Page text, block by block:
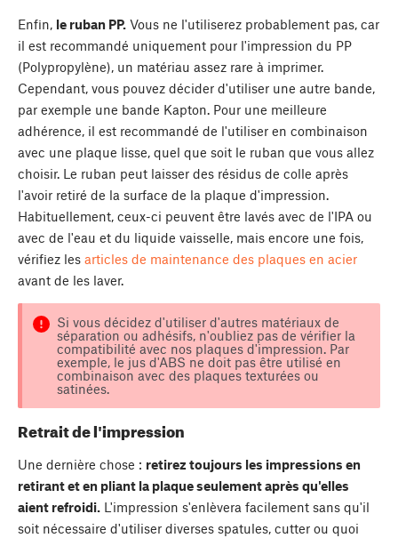
Enfin, le ruban PP. Vous ne l'utiliserez probablement pas, car
il est recommandé uniquement pour l'impression du PP
(Polypropylène), un matériau assez rare à imprimer.
Cependant, vous pouvez décider d'utiliser une autre bande,
par exemple une bande Kapton. Pour une meilleure
adhérence, il est recommandé de l'utiliser en combinaison
avec une plaque lisse, quel que soit le ruban que vous allez
choisir. Le ruban peut laisser des résidus de colle après
l'avoir retiré de la surface de la plaque d'impression.
Habituellement, ceux-ci peuvent être lavés avec de l'IPA ou
avec de l'eau et du liquide vaisselle, mais encore une fois,
vérifiez les articles de maintenance des plaques en acier
avant de les laver.
Si vous décidez d'utiliser d'autres matériaux de
séparation ou adhésifs, n'oubliez pas de vérifier la
compatibilité avec nos plaques d'impression. Par
exemple, le jus d'ABS ne doit pas être utilisé en
combinaison avec des plaques texturées ou
satinées.
Retrait de l'impression
Une dernière chose : retirez toujours les impressions en
retirant et en pliant la plaque seulement après qu'elles
aient refroidi. L'impression s'enlèvera facilement sans qu'il
soit nécessaire d'utiliser diverses spatules, cutter ou quoi